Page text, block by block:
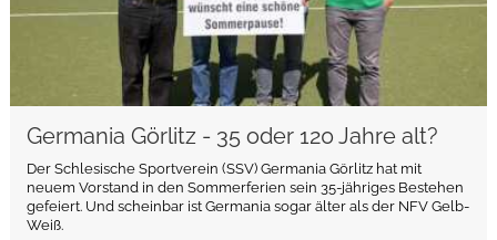
Germania Görlitz - 35 oder 120 Jahre alt?
Der Schlesische Sportverein (SSV) Germania Görlitz hat mit
neuem Vorstand in den Sommerferien sein 35-jähriges Bestehen
gefeiert. Und scheinbar ist Germania sogar älter als der NFV Gelb-
Weiß.